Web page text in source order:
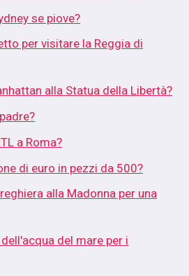
se piove?
per visitare la Reggia di
alla Statua della Libertà?
a Roma?
di euro in pezzi da 500?
alla Madonna per una
del mare per i